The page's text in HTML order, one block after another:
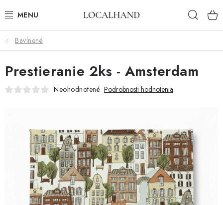
na
BYTOVÝ TEXTIL
METROVÝ TEXTIL
JAR/LETO 2026
ČALÚNIME A ŠIJEME NA MIERU
KONTAKTY
ČALÚNENIE
Bavlnené
Prestieranie 2ks - Amsterdam
Neohodnotené Podrobnosti hodnotenia